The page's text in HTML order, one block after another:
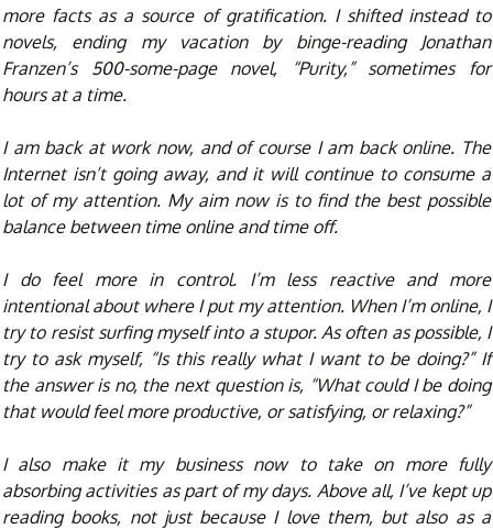
more facts as a source of gratification. I shifted instead to
novels, ending my vacation by binge-reading Jonathan
Franzen’s 500-some-page novel, “Purity,” sometimes for
hours at a time.
I am back at work now, and of course I am back online. The
Internet isn’t going away, and it will continue to consume a
lot of my attention. My aim now is to find the best possible
balance between time online and time off.
I do feel more in control. I’m less reactive and more
intentional about where I put my attention. When I’m online, I
try to resist surfing myself into a stupor. As often as possible, I
try to ask myself, “Is this really what I want to be doing?” If
the answer is no, the next question is, “What could I be doing
that would feel more productive, or satisfying, or relaxing?”
I also make it my business now to take on more fully
absorbing activities as part of my days. Above all, I’ve kept up
reading books, not just because I love them, but also as a